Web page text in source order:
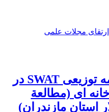
مجلات علمی
ارزیابی کارآئی مدل نیمه توزیعی SWAT در
ای (مطالعة
استان مازندران)